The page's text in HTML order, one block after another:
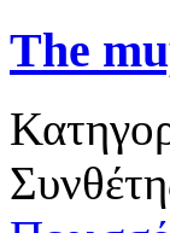
The